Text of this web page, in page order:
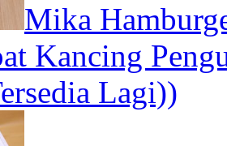
Mika
Kancing
Lagi))